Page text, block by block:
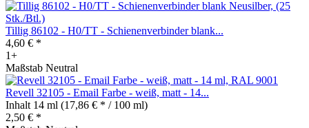
Tillig 86102 - H0/TT - Schienenverbinder blank...
4,60 € *
1+
Maßstab Neutral
Revell 32105 - Email Farbe - weiß, matt - 14...
Inhalt 14 ml (17,86 € * / 100 ml)
2,50 € *